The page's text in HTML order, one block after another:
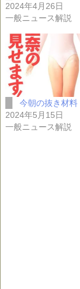
2024年4月26日
一般ニュース解説
今朝の抜き材料
2024年5月15日
一般ニュース解説